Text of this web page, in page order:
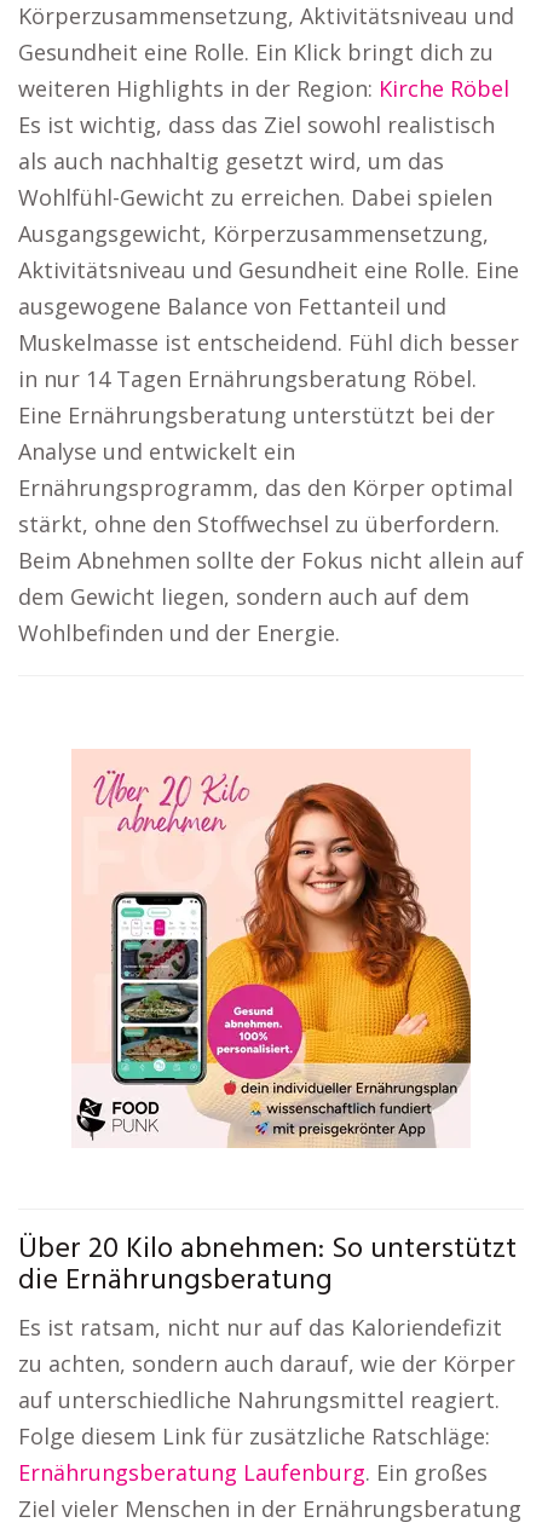
Körperzusammensetzung, Aktivitätsniveau und
Gesundheit eine Rolle. Ein Klick bringt dich zu
weiteren Highlights in der Region: Kirche Röbel
Es ist wichtig, dass das Ziel sowohl realistisch
als auch nachhaltig gesetzt wird, um das
Wohlfühl-Gewicht zu erreichen. Dabei spielen
Ausgangsgewicht, Körperzusammensetzung,
Aktivitätsniveau und Gesundheit eine Rolle. Eine
ausgewogene Balance von Fettanteil und
Muskelmasse ist entscheidend. Fühl dich besser
in nur 14 Tagen Ernährungsberatung Röbel.
Eine Ernährungsberatung unterstützt bei der
Analyse und entwickelt ein
Ernährungsprogramm, das den Körper optimal
stärkt, ohne den Stoffwechsel zu überfordern.
Beim Abnehmen sollte der Fokus nicht allein auf
dem Gewicht liegen, sondern auch auf dem
Wohlbefinden und der Energie.
Über 20 Kilo abnehmen: So unterstützt
die Ernährungsberatung
Es ist ratsam, nicht nur auf das Kaloriendefizit
zu achten, sondern auch darauf, wie der Körper
auf unterschiedliche Nahrungsmittel reagiert.
Folge diesem Link für zusätzliche Ratschläge:
Ernährungsberatung Laufenburg. Ein großes
Ziel vieler Menschen in der Ernährungsberatung